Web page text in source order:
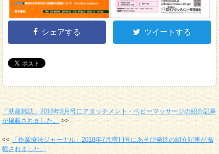
シェアする ツイートする
「助産雑誌」2018年8月号にアタッチメント・ベビーマッサージの紹介記事
が掲載されました。
「作業療法ジャーナル」2018年7月増刊号にあそび発達の紹介記事が掲
載されました。